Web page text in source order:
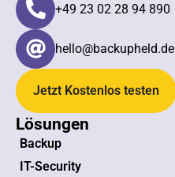
+49 23 02 28 94 890​
hello@backupheld.de
Jetzt Kostenlos testen
Lösungen
Backup
IT-Security